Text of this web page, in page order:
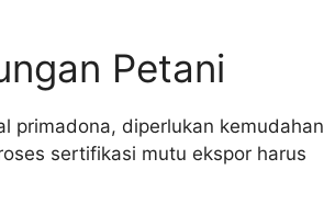
Petani
primadona, diperlukan kemudahan
sertifikasi mutu ekspor harus